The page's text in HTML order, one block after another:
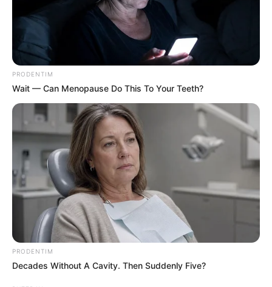
PRODENTIM
Wait — Can Menopause Do This To Your Teeth?
PRODENTIM
Decades Without A Cavity. Then Suddenly Five?